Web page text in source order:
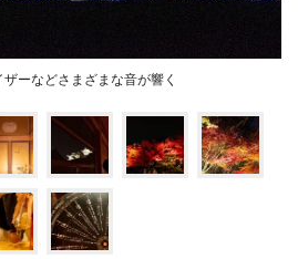
ーなどさまざまな音が響く